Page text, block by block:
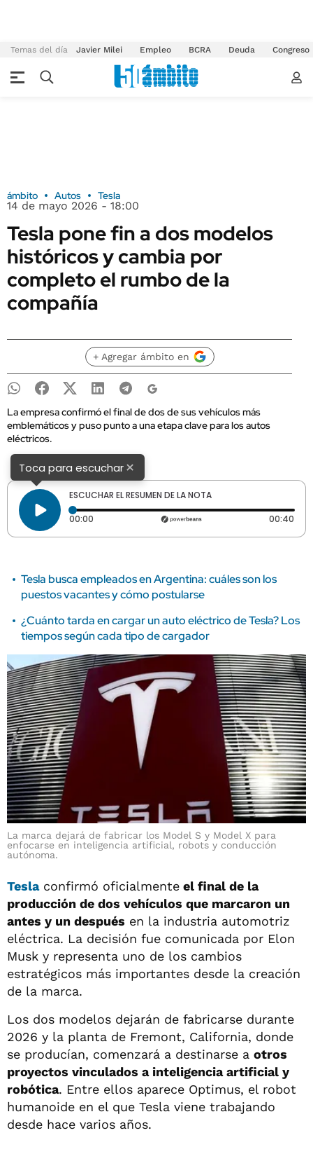
Temas del día Javier Milei Empleo BCRA Deuda Congreso
ámbito Autos Tesla
14 de mayo 2026 - 18:00
Tesla pone fin a dos modelos
históricos y cambia por
completo el rumbo de la
compañía
+ Agregar ámbito en
La empresa confirmó el final de dos de sus vehículos más
emblemáticos y puso punto a una etapa clave para los autos
eléctricos.
Toca para escuchar×
ESCUCHAR EL RESUMEN DE LA NOTA
00:00 Tiempo transcurrido: 0 segundos 00:40
Tesla busca empleados en Argentina: cuáles son los
puestos vacantes y cómo postularse
¿Cuánto tarda en cargar un auto eléctrico de Tesla? Los
tiempos según cada tipo de cargador
La marca dejará de fabricar los Model S y Model X para
enfocarse en inteligencia artificial, robots y conducción
autónoma.
Teslaconfirmó oficialmente el final de la
producción de dos vehículos que marcaron un
antes y un después en la industria automotriz
eléctrica. La decisión fue comunicada por Elon
Musk y representa uno de los cambios
estratégicos más importantes desde la creación
de la marca.
Los dos modelos dejarán de fabricarse durante
2026 y la planta de Fremont, California, donde
se producían, comenzará a destinarse a otros
proyectos vinculados a inteligencia artificial y
robótica. Entre ellos aparece Optimus, el robot
humanoide en el que Tesla viene trabajando
desde hace varios años.